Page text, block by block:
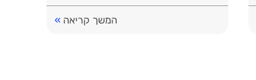
את המכשול הזה […]
המשך קריאה »